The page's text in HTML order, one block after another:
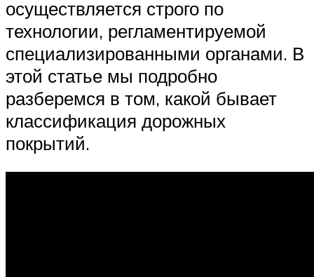
осуществляется строго по
технологии, регламентируемой
специализированными органами. В
этой статье мы подробно
разберемся в том, какой бывает
классификация дорожных
покрытий.